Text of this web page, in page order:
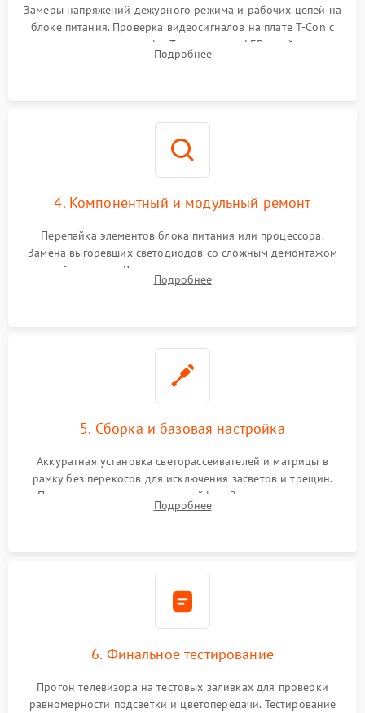
Замеры напряжений дежурного режима и рабочих цепей на
блоке питания. Проверка видеосигналов на плате T-Con с
помощью осциллографа. Тестирование LED-драйвера и
светодиодных планок подсветки мультиметром.
Подробнее
4. Компонентный и модульный ремонт
Перепайка элементов блока питания или процессора.
Замена выгоревших светодиодов со сложным демонтажом
хрупкой матрицы. Восстановление поврежденных дорожек,
прошивка микросхем памяти EEPROM
Подробнее
5. Сборка и базовая настройка
Аккуратная установка светорассеивателей и матрицы в
рамку без перекосов для исключения засветов и трещин.
Подключение внутренних шлейфов. Закрытие корпуса.
Сброс настроек и обновление программного обеспечения.
Подробнее
6. Финальное тестирование
Прогон телевизора на тестовых заливках для проверки
равномерности подсветки и цветопередачи. Тестирование